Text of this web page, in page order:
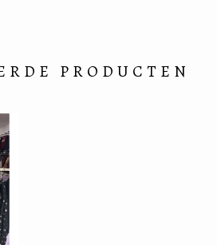
PRODUCTEN